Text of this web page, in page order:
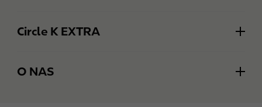
Alergeny i składniki produktów
Dostawy hurtowe paliw
Circle K EXTRA
O NAS